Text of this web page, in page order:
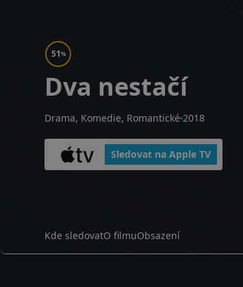
51%
Dva nestačí
Drama, Komedie, Romantické 2018
Sledovat na Apple TV
Kde sledovatO filmuObsazení